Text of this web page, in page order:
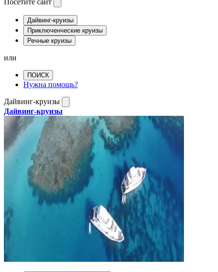
Дайвинг-круизы
Приключенческие круизы
Речные круизы
или
ПОИСК
Нужна помощь?
Дайвинг-круизы
Дайвинг-круизы